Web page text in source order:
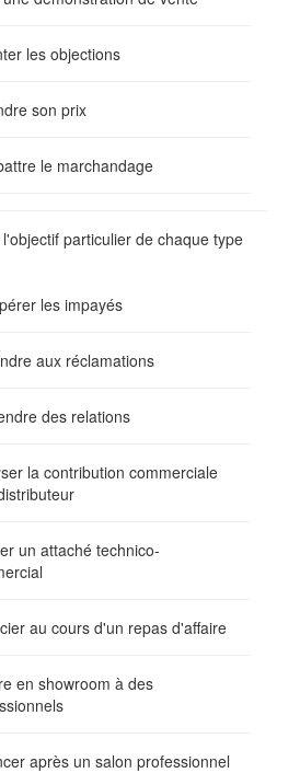
les objections
son prix
le marchandage
particulier de chaque type
les impayés
aux réclamations
des relations
la contribution commerciale
un attaché technico-
au cours d'un repas d'affaire
en showroom à des
après un salon professionnel